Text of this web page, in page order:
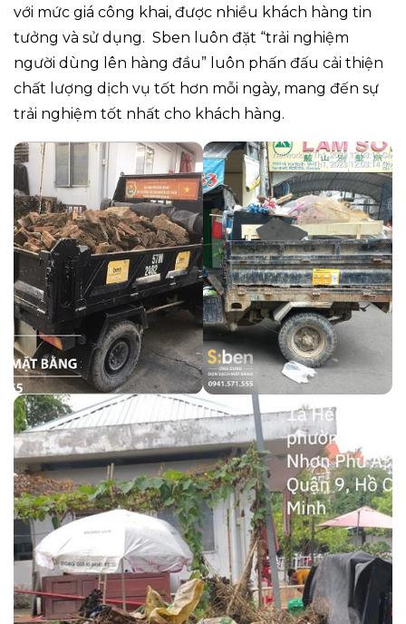
với mức giá công khai, được nhiều khách hàng tin
tưởng và sử dụng. Sben luôn đặt “trải nghiệm
người dùng lên hàng đầu” luôn phấn đấu cải thiện
chất lượng dịch vụ tốt hơn mỗi ngày, mang đến sự
trải nghiệm tốt nhất cho khách hàng.